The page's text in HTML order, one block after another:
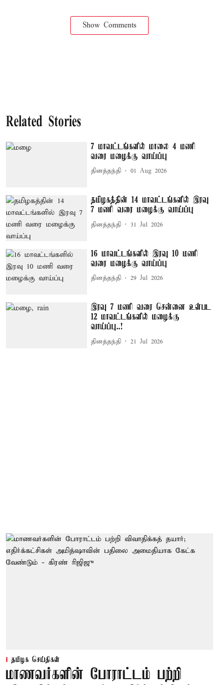
Show Comments
Related Stories
7 மாவட்டங்களில் மாலை 4 மணி
வரை மழைக்கு வாய்ப்பு
தினத்தந்தி 01 Aug 2026
தமிழகத்தின் 14 மாவட்டங்களில் இரவு
7 மணி வரை மழைக்கு வாய்ப்பு
தினத்தந்தி 31 Jul 2026
16 மாவட்டங்களில் இரவு 10 மணி
வரை மழைக்கு வாய்ப்பு
தினத்தந்தி 29 Jul 2026
இரவு 7 மணி வரை சென்னை உள்பட
12 மாவட்டங்களில் மழைக்கு
வாய்ப்பு..!
தினத்தந்தி 21 Jul 2026
தமிழக செய்திகள்
மாணவர்களின் போராட்டம் பற்றி